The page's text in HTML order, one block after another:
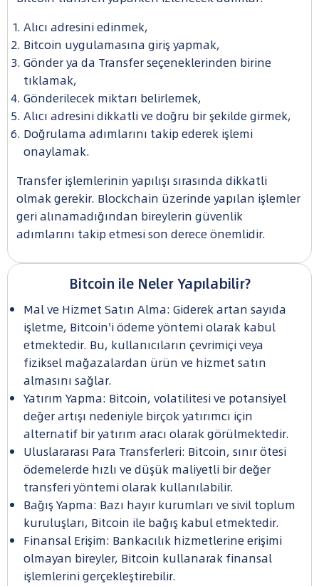
Alıcı adresini edinmek,
Bitcoin uygulamasına giriş yapmak,
Gönder ya da Transfer seçeneklerinden birine
tıklamak,
Gönderilecek miktarı belirlemek,
Alıcı adresini dikkatli ve doğru bir şekilde girmek,
Doğrulama adımlarını takip ederek işlemi
onaylamak.
Transfer işlemlerinin yapılışı sırasında dikkatli
olmak gerekir. Blockchain üzerinde yapılan işlemler
geri alınamadığından bireylerin güvenlik
adımlarını takip etmesi son derece önemlidir.
Bitcoin ile Neler Yapılabilir?
Mal ve Hizmet Satın Alma: Giderek artan sayıda
işletme, Bitcoin'i ödeme yöntemi olarak kabul
etmektedir. Bu, kullanıcıların çevrimiçi veya
fiziksel mağazalardan ürün ve hizmet satın
almasını sağlar.
Yatırım Yapma: Bitcoin, volatilitesi ve potansiyel
değer artışı nedeniyle birçok yatırımcı için
alternatif bir yatırım aracı olarak görülmektedir.
Uluslararası Para Transferleri: Bitcoin, sınır ötesi
ödemelerde hızlı ve düşük maliyetli bir değer
transferi yöntemi olarak kullanılabilir.
Bağış Yapma: Bazı hayır kurumları ve sivil toplum
kuruluşları, Bitcoin ile bağış kabul etmektedir.
Finansal Erişim: Bankacılık hizmetlerine erişimi
olmayan bireyler, Bitcoin kullanarak finansal
işlemlerini gerçekleştirebilir.